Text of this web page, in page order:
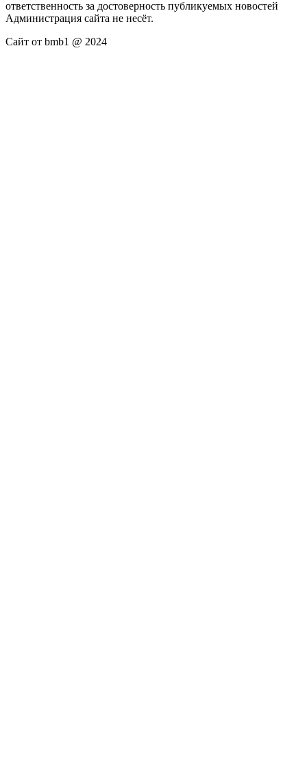
ответственность за достоверность публикуемых новостей
Администрация сайта не несёт.
Сайт от bmb1 @ 2024